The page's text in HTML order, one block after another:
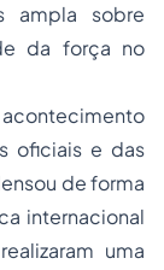
ampla sobre
da força no
oficiais e das
de forma
internacional
uma